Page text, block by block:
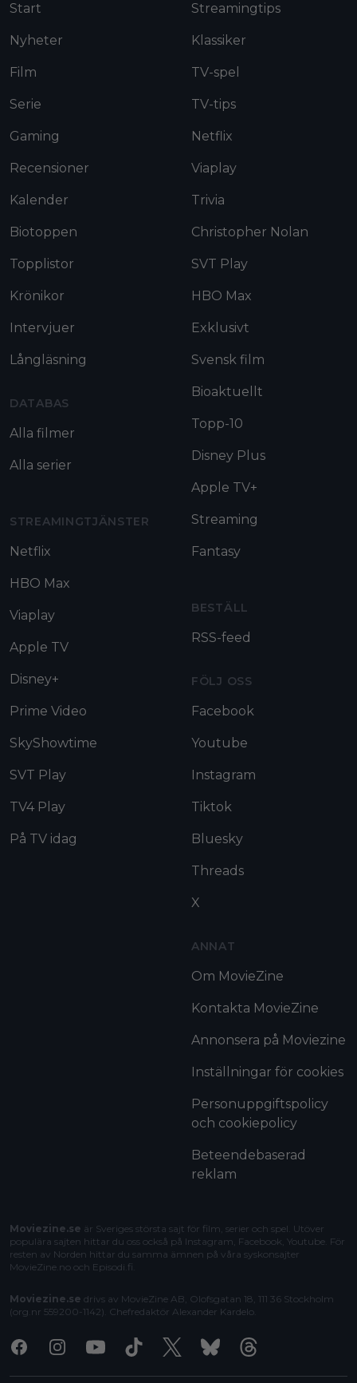
Start
Nyheter
Film
Serie
Gaming
Recensioner
Kalender
Biotoppen
Topplistor
Krönikor
Intervjuer
Långläsning
DATABAS
Alla filmer
Alla serier
STREAMINGTJÄNSTER
Netflix
HBO Max
Viaplay
Apple TV
Disney+
Prime Video
SkyShowtime
SVT Play
TV4 Play
På TV idag
Streamingtips
Klassiker
TV-spel
TV-tips
Netflix
Viaplay
Trivia
Christopher Nolan
SVT Play
HBO Max
Exklusivt
Svensk film
Bioaktuellt
Topp-10
Disney Plus
Apple TV+
Streaming
Fantasy
BESTÄLL
RSS-feed
FÖLJ OSS
Facebook
Youtube
Instagram
Tiktok
Bluesky
Threads
X
ANNAT
Om MovieZine
Kontakta MovieZine
Annonsera på Moviezine
Inställningar för cookies
Personuppgiftspolicy
och cookiepolicy
Beteendebaserad
reklam
Moviezine.se är Sveriges största sajt för film, serier och spel. Utöver
populära sajten hittar du oss också på Instagram, Facebook, Youtube. För
resten av Norden hittar du samma ämnen på våra syskonsajter
MovieZine.no och Episodi.fi
Moviezine.se drivs av MovieZine AB, Olofsgatan 18, 111 36 Stockholm
(org.nr 559200-1142). Chefredaktör Alexander Kardelo
FacebookInstagramYoutubeTiktok X BlueskyThreads